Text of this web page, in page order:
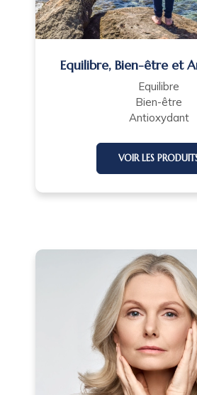
Equilibre, Bien-être et
Equilibre
Bien-être
Antioxydant
VOIR LES